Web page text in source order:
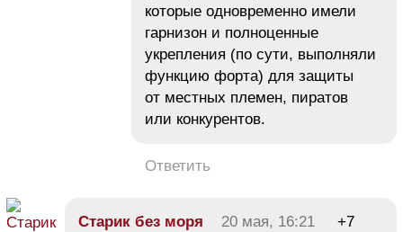
которые одновременно имели
гарнизон и полноценные
укрепления (по сути, выполняли
функцию форта) для защиты
от местных племен, пиратов
или конкурентов.
Ответить
Старик без моря 20 мая, 16:21
+7